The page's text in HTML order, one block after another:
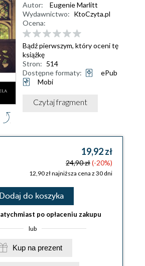
Autor:
Eugenie Marlitt
Wydawnictwo: KtoCzyta.pl
Ocena:
Bądź pierwszym, który oceni tę
książkę
Stron: 514
Dostępne formaty:
ePub
Mobi
Czytaj fragment
19,92 zł
24,90 zł(-20%)
12,90 zł najniższa cena z 30 dni
Dodaj do koszyka
po opłaceniu zakupu
lub
Kup na prezent